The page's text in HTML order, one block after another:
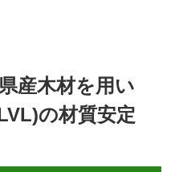
産木材を用い
の材質安定